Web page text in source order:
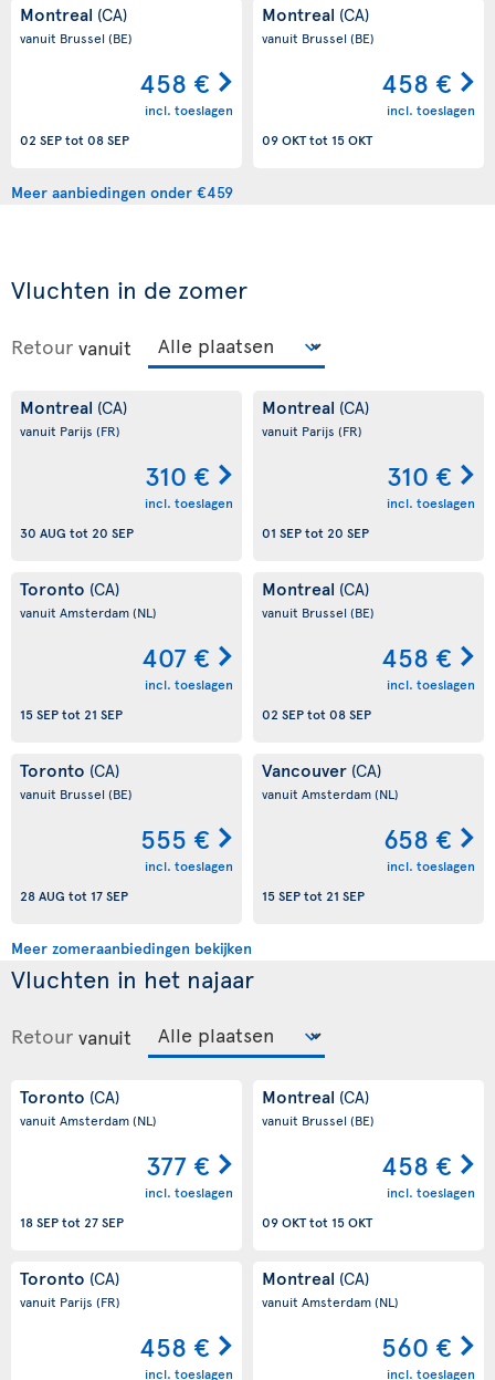
Montreal (CA)
vanuit Brussel(BE)
458 €
incl. toeslagen
02 SEPtot 08 SEP
Montreal (CA)
vanuit Brussel(BE)
458 €
incl. toeslagen
09 OKTtot 15 OKT
Meer aanbiedingen onder €459
Vluchten in de zomer
Retour vanuit
Montreal (CA)
vanuit Parijs (FR)
310 €
incl. toeslagen
30 AUG tot 20 SEP
Montreal (CA)
vanuit Parijs (FR)
310 €
incl. toeslagen
01 SEPtot 20 SEP
Toronto (CA)
vanuit Amsterdam(NL)
407 €
incl. toeslagen
15 SEPtot 21 SEP
Montreal (CA)
vanuit Brussel (BE)
458 €
incl. toeslagen
02 SEPtot 08 SEP
Toronto (CA)
vanuit Brussel (BE)
555 €
incl. toeslagen
28 AUG tot 17 SEP
Vancouver (CA)
vanuit Amsterdam(NL)
658 €
incl. toeslagen
15 SEPtot 21 SEP
Meer zomeraanbiedingen bekijken
Vluchten in het najaar
Retour vanuit
Toronto (CA)
vanuit Amsterdam(NL)
377 €
incl. toeslagen
18 SEPtot 27 SEP
Montreal (CA)
vanuit Brussel(BE)
458 €
incl. toeslagen
09 OKTtot 15 OKT
Toronto (CA)
vanuit Parijs (FR)
458 €
incl. toeslagen
Montreal (CA)
vanuit Amsterdam(NL)
560 €
incl. toeslagen